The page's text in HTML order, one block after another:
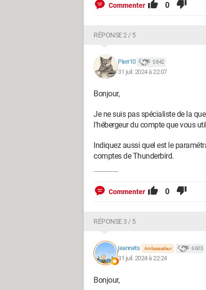
Commenter 0
RÉPONSE 2 / 5
Pierr10 5 842
31 juil. 2024 à 22:07
Bonjour,
Je ne suis pas spécialiste de la
l'hébergeur du compte que vous
Indiquez aussi quel est le
comptes de Thunderbird.
Commenter 0
RÉPONSE 3 / 5
jeannets Ambassadeur 6 603
31 juil. 2024 à 22:24
Bonjour,